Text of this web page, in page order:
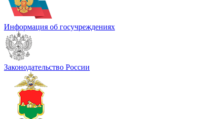
Информация об госучреждениях
Законодательство России